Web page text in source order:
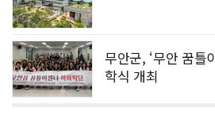
무안군, ‘무안 꿈틀
학식 개최